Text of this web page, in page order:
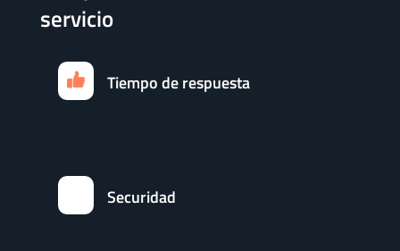
servicio
Tiempo de respuesta
Securidad